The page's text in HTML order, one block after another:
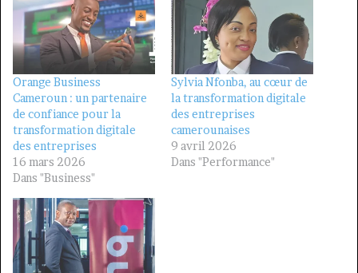
Orange Business
Cameroun : un partenaire
de confiance pour la
transformation digitale
des entreprises
16 mars 2026
Dans "Business"
Sylvia Nfonba, au cœur de
la transformation digitale
des entreprises
camerounaises
9 avril 2026
Dans "Performance"